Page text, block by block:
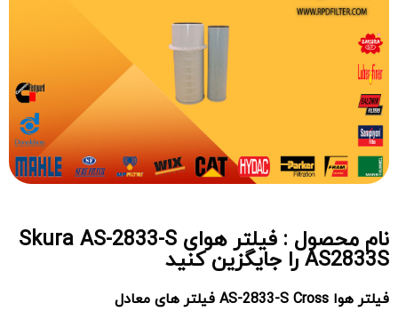
نام محصول : فیلتر هوای Skura AS-2833-S
AS2833S را جایگزین کنید
فیلتر هوا AS-2833-S Cross فیلتر های معادل